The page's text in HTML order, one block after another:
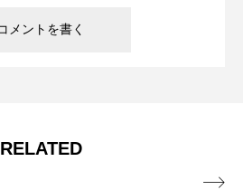
RELATED
